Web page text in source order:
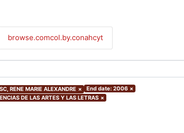
browse.comcol.by.conahcyt
RENE MARIE ALEXANDRE × End date: 2006 ×
DE LAS ARTES Y LAS LETRAS ×